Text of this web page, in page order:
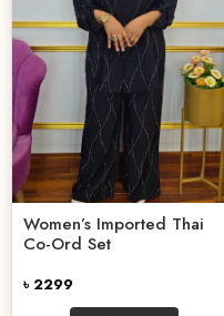
Women’s Imported Thai
Co-Ord Set
৳ 2299